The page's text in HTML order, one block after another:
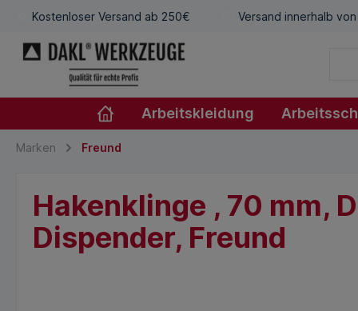
Kostenloser Versand ab 250€ Versand innerhalb
Arbeitskleidung
Marken Freund
Hakenklinge , 70 mm,
Dispender, Freund